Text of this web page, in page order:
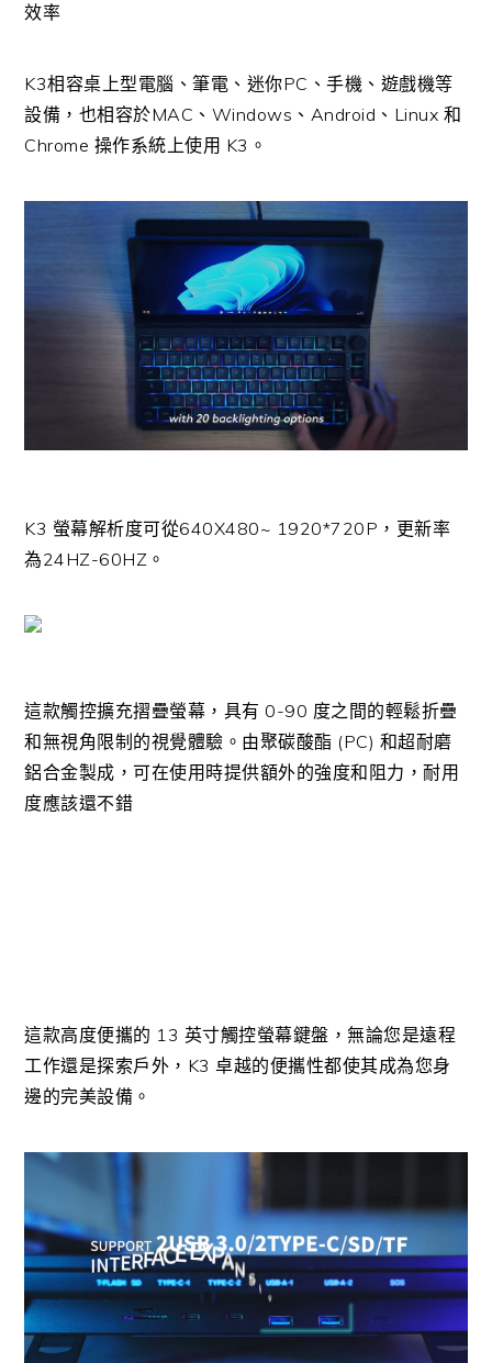
效率
K3相容桌上型電腦、筆電、迷你PC、手機、遊戲機等
設備，也相容於MAC、Windows、Android、Linux 和
Chrome 操作系統上使用 K3。
K3 螢幕解析度可從640X480~ 1920*720P，更新率
為24HZ-60HZ。
這款觸控擴充摺疊螢幕，具有 0-90 度之間的輕鬆折疊
和無視角限制的視覺體驗。由聚碳酸酯 (PC) 和超耐磨
鋁合金製成，可在使用時提供額外的強度和阻力，耐用
度應該還不錯
這款高度便攜的 13 英寸觸控螢幕鍵盤，無論您是遠程
工作還是探索戶外，K3 卓越的便攜性都使其成為您身
邊的完美設備。